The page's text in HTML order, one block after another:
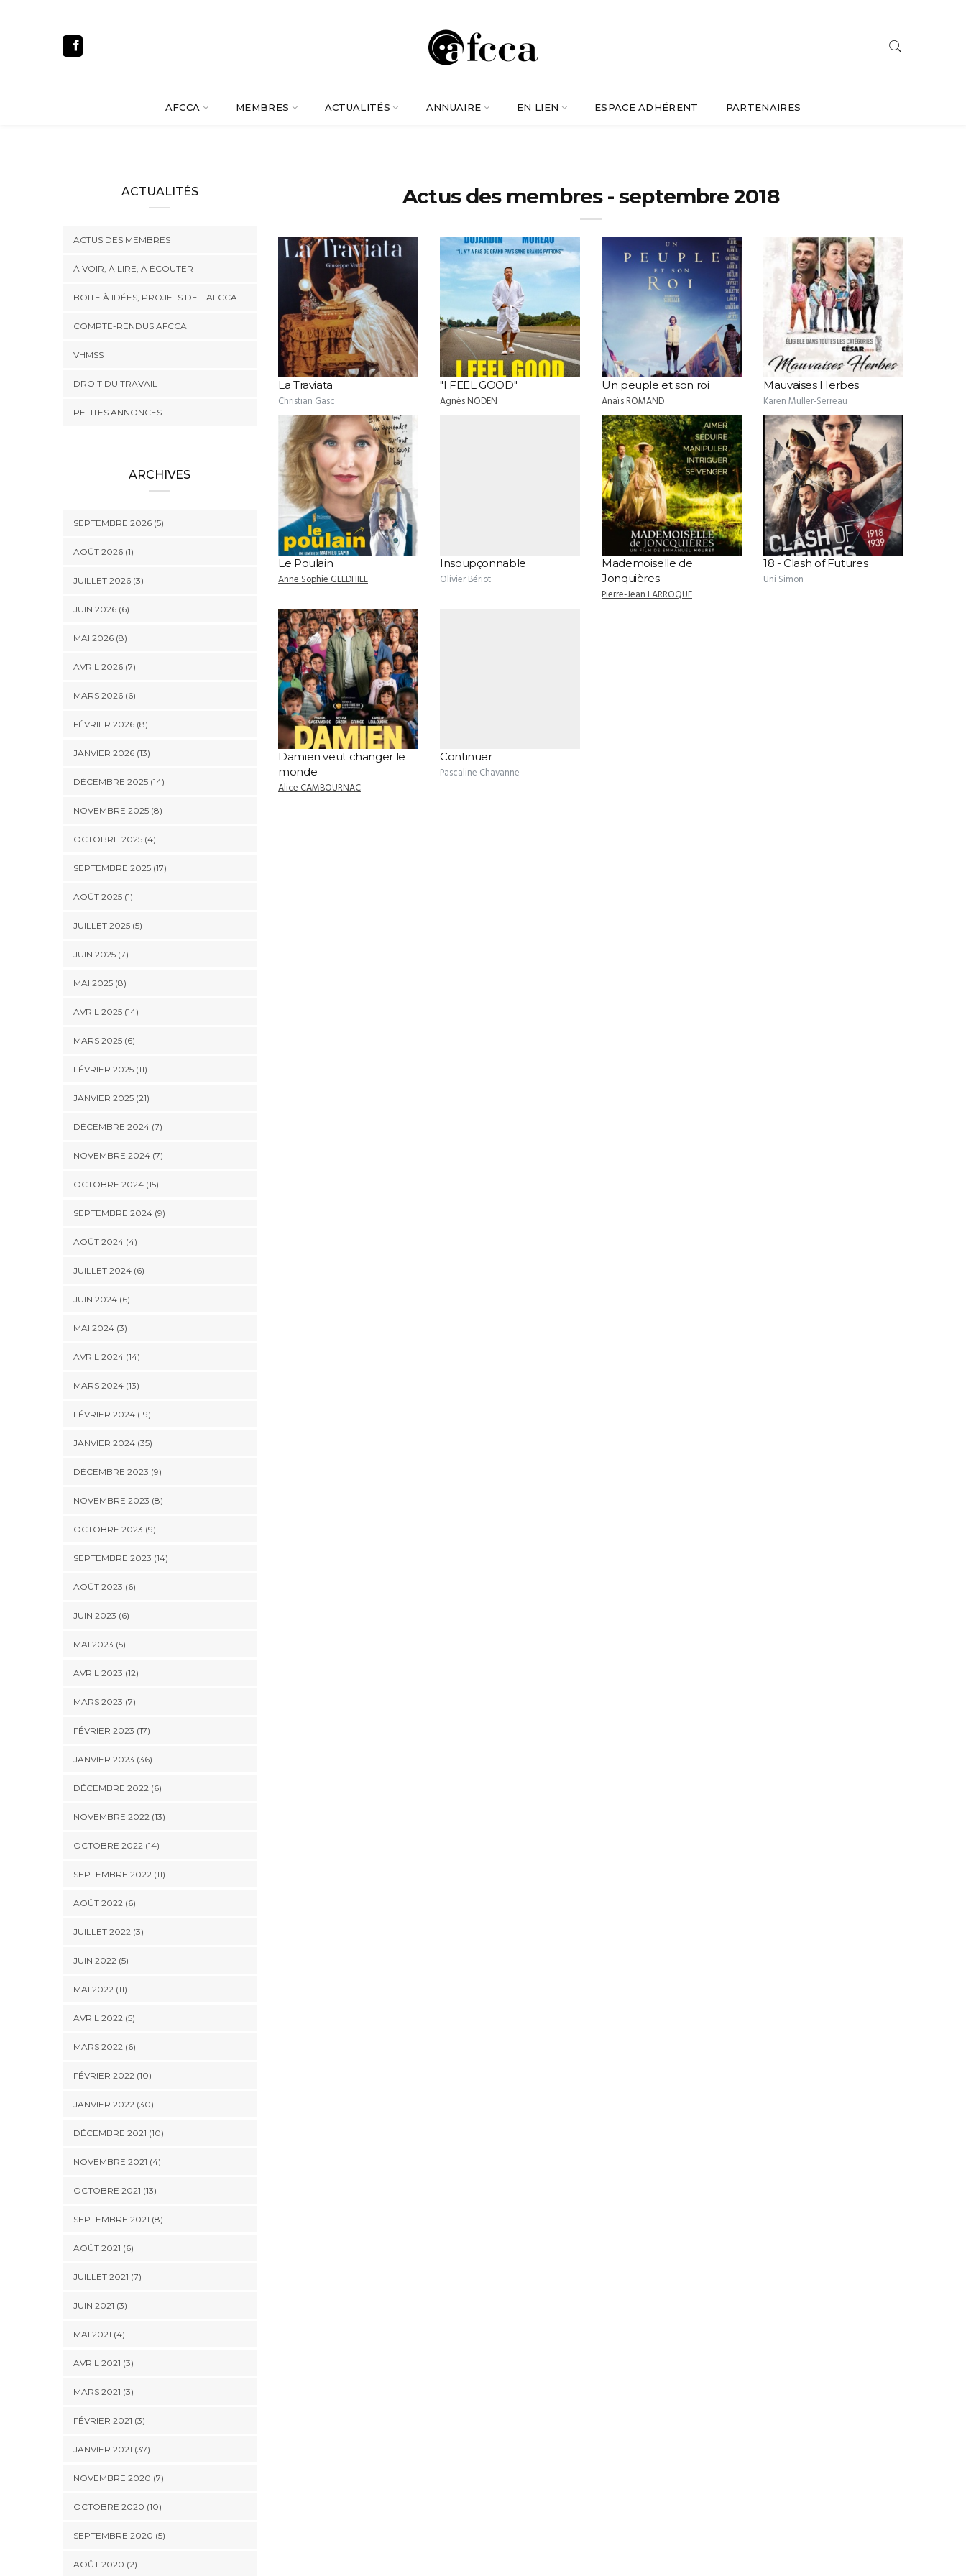
AFCCA MEMBRES ACTUALITÉS ANNUAIRE EN LIEN ESPACE ADHÉRENT PARTENAIRES
Actus des membres - septembre 2018
La Traviata
Christian Gasc
"I FEEL GOOD"
Agnès NODEN
Un peuple et son roi
Anaïs ROMAND
Mauvaises Herbes
Karen Muller-Serreau
Le Poulain
Anne Sophie GLEDHILL
Insoupçonnable
Olivier Bériot
Mademoiselle de
Jonquières
Pierre-Jean LARROQUE
18 - Clash of Futures
Uni Simon
Damien veut changer le
monde
Alice CAMBOURNAC
Continuer
Pascaline Chavanne
ACTUALITÉS
ACTUS DES MEMBRES
À VOIR, À LIRE, À ÉCOUTER
BOITE À IDÉES, PROJETS DE L'AFCCA
COMPTE-RENDUS AFCCA
VHMSS
DROIT DU TRAVAIL
PETITES ANNONCES
ARCHIVES
SEPTEMBRE 2026 (5)
AOÛT 2026 (1)
JUILLET 2026 (3)
JUIN 2026 (6)
MAI 2026 (8)
AVRIL 2026 (7)
MARS 2026 (6)
FÉVRIER 2026 (8)
JANVIER 2026 (13)
DÉCEMBRE 2025 (14)
NOVEMBRE 2025 (8)
OCTOBRE 2025 (4)
SEPTEMBRE 2025 (17)
AOÛT 2025 (1)
JUILLET 2025 (5)
JUIN 2025 (7)
MAI 2025 (8)
AVRIL 2025 (14)
MARS 2025 (6)
FÉVRIER 2025 (11)
JANVIER 2025 (21)
DÉCEMBRE 2024 (7)
NOVEMBRE 2024 (7)
OCTOBRE 2024 (15)
SEPTEMBRE 2024 (9)
AOÛT 2024 (4)
JUILLET 2024 (6)
JUIN 2024 (6)
MAI 2024 (3)
AVRIL 2024 (14)
MARS 2024 (13)
FÉVRIER 2024 (19)
JANVIER 2024 (35)
DÉCEMBRE 2023 (9)
NOVEMBRE 2023 (8)
OCTOBRE 2023 (9)
SEPTEMBRE 2023 (14)
AOÛT 2023 (6)
JUIN 2023 (6)
MAI 2023 (5)
AVRIL 2023 (12)
MARS 2023 (7)
FÉVRIER 2023 (17)
JANVIER 2023 (36)
DÉCEMBRE 2022 (6)
NOVEMBRE 2022 (13)
OCTOBRE 2022 (14)
SEPTEMBRE 2022 (11)
AOÛT 2022 (6)
JUILLET 2022 (3)
JUIN 2022 (5)
MAI 2022 (11)
AVRIL 2022 (5)
MARS 2022 (6)
FÉVRIER 2022 (10)
JANVIER 2022 (30)
DÉCEMBRE 2021 (10)
NOVEMBRE 2021 (4)
OCTOBRE 2021 (13)
SEPTEMBRE 2021 (8)
AOÛT 2021 (6)
JUILLET 2021 (7)
JUIN 2021 (3)
MAI 2021 (4)
AVRIL 2021 (3)
MARS 2021 (3)
FÉVRIER 2021 (3)
JANVIER 2021 (37)
NOVEMBRE 2020 (7)
OCTOBRE 2020 (10)
SEPTEMBRE 2020 (5)
AOÛT 2020 (2)